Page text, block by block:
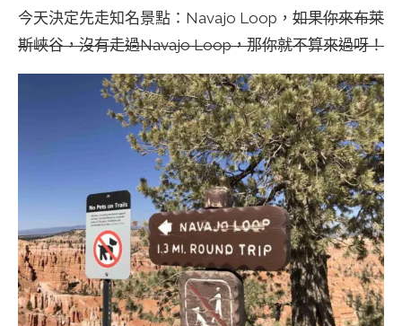
今天決定先走知名景點：Navajo Loop， 如果你來布萊
斯峽谷，沒有走過Navajo Loop，那你就不算來過呀！